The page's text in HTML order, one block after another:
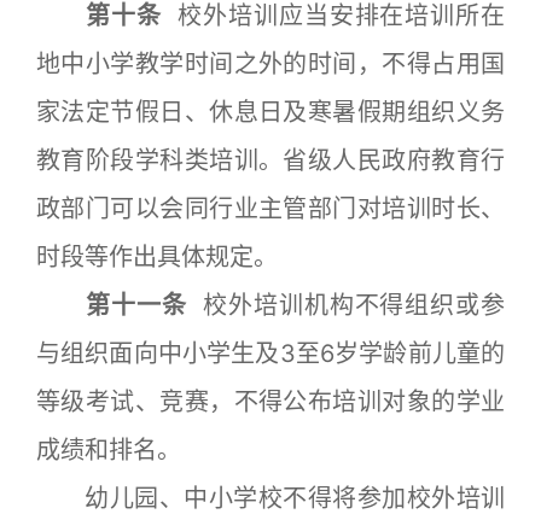
第十条 校外培训应当安排在培训所在
地中小学教学时间之外的时间，不得占用国
家法定节假日、休息日及寒暑假期组织义务
教育阶段学科类培训。省级人民政府教育行
政部门可以会同行业主管部门对培训时长、
时段等作出具体规定。
第十一条 校外培训机构不得组织或参
与组织面向中小学生及3至6岁学龄前儿童的
等级考试、竞赛，不得公布培训对象的学业
成绩和排名。
幼儿园、中小学校不得将参加校外培训